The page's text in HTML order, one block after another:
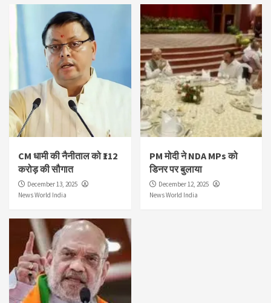
CM धामी की नैनीताल को ₹112
करोड़ की सौगात
December 13, 2025
News World India
PM मोदी ने NDA MPs को
डिनर पर बुलाया
December 12, 2025
News World India